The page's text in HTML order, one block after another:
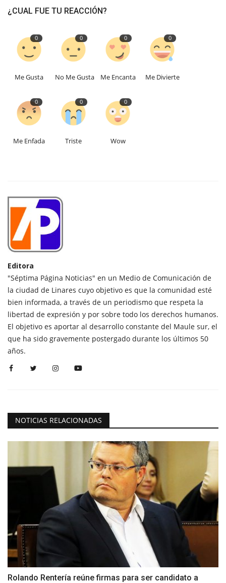
¿CUAL FUE TU REACCIÓN?
0
Me Gusta
0
No Me Gusta
0
Me Encanta
0
Me Divierte
0
Me Enfada
0
Triste
0
Wow
Editora
"Séptima Página Noticias" en un Medio de Comunicación de
la ciudad de Linares cuyo objetivo es que la comunidad esté
bien informada, a través de un periodismo que respeta la
libertad de expresión y por sobre todo los derechos humanos.
El objetivo es aportar al desarrollo constante del Maule sur, el
que ha sido gravemente postergado durante los últimos 50
años.
NOTICIAS RELACIONADAS
Rolando Rentería reúne firmas para ser candidato a